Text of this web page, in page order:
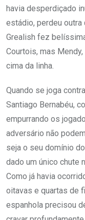
havia desperdiçado
estádio, perdeu outra
Grealish fez
Courtois, mas
cima da linha.
Quando se joga
Santiago Bernabéu,
empurrando os
adversário não
seja o seu domínio
dado um único chute
Como já havia
oitavas e quartas de
espanhola precisou